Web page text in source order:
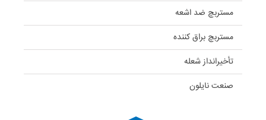
مستربچ ضد اشعه
مستربچ براق كننده
تأخیرانداز شعله
صنعت نایلون